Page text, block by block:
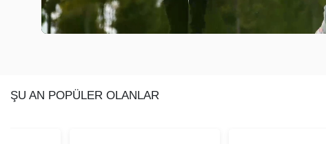
ŞU AN POPÜLER OLANLAR